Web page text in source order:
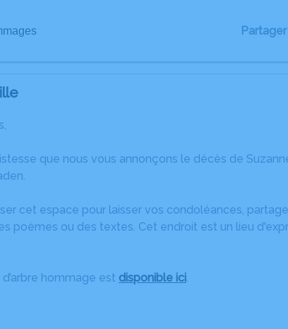
Partager
que nous vous annonçons le décès de
cet espace pour laisser vos condoléances,
poèmes ou des textes. Cet endroit est un lieu
hommage est disponible ici.